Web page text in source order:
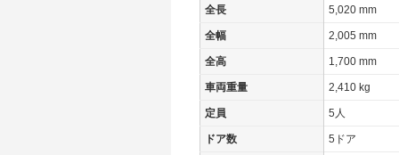
全長 5,020 mm
全幅 2,005 mm
全高 1,700 mm
車両重量 2,410 kg
定員 5人
ドア数 5ドア